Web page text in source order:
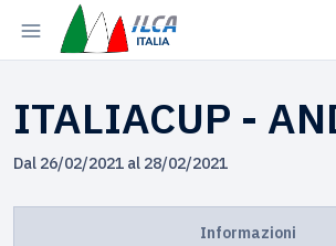
ITALIACUP -
Dal 26/02/2021 al 28/02/2021
Informazioni